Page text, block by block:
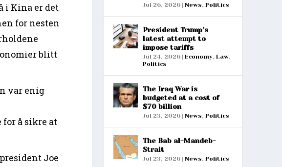
i Kina er det
for nesten
blitt
var enig
å sikre at
Joe
Jul 26, 2026| News, Politics
President Trump’s
latest attempt to
impose tariffs
Jul 24, 2026| Economy, Law,
Politics
The Iraq War is
budgeted at a cost of
$70 billion
Jul 23, 2026| News, Politics
The Bab al-Mandeb-
Strait
Jul 23, 2026| News, Politics